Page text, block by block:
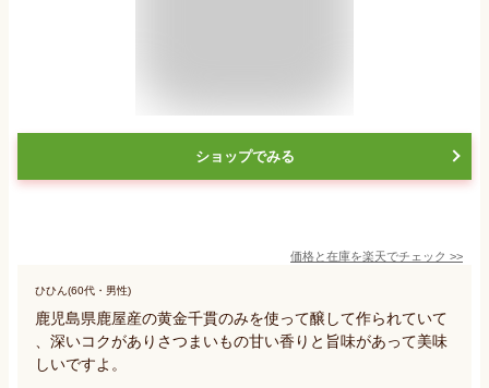
ショップでみる
価格と在庫を楽天でチェック >>
ひひん(60代・男性)
鹿児島県鹿屋産の黄金千貫のみを使って醸して作られていて
、深いコクがありさつまいもの甘い香りと旨味があって美味
しいですよ。